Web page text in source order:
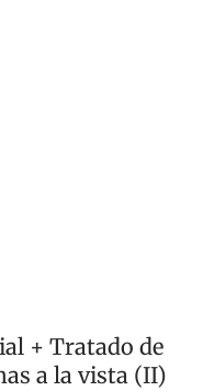
+ Tratado de
a la vista (II)